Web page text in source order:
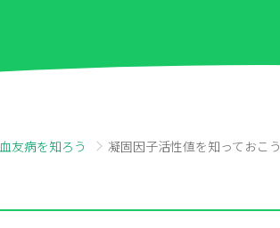
血友病を知ろう 凝固因子活性値を知っておこう